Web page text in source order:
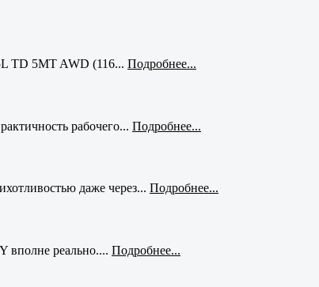
TD 5MT AWD (116... Подробнее...
рабочего... Подробнее...
даже через... Подробнее...
вполне реально.... Подробнее...